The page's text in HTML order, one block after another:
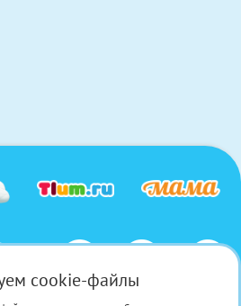
cookie-файлы